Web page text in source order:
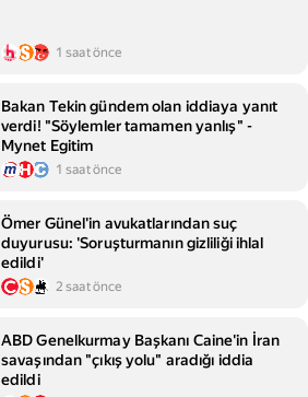
1 saat önce
Bakan Tekin gündem olan iddiaya yanıt
verdi! "Söylemler tamamen yanlış" -
Mynet Egitim
1 saat önce
Ömer Günel'in avukatlarından suç
duyurusu: 'Soruşturmanın gizliliği ihlal
edildi'
2 saat önce
ABD Genelkurmay Başkanı Caine'in İran
savaşından "çıkış yolu" aradığı iddia
edildi